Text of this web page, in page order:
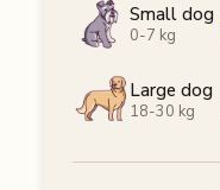
Small dog
0-7 kg
Large dog
18-30 kg